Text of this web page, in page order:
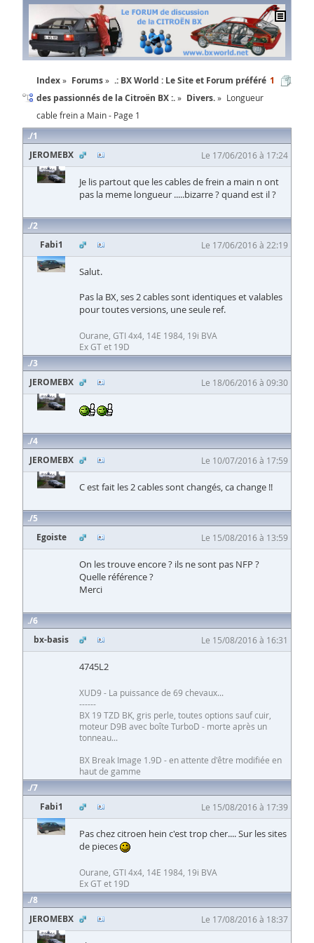
Index Forums
.: BX World : Le Site et Forum préféré
des passionnés de la Citroën BX :.
Divers.
Longueur
cable frein a Main - Page 1
1
1
JEROMEBX
Le 17/06/2016 à 17:24
Je lis partout que les cables de frein a main n ont
pas la meme longueur .....bizarre ? quand est il ?
2
Fabi1
Le 17/06/2016 à 22:19
Salut.
Pas la BX, ses 2 cables sont identiques et valables
pour toutes versions, une seule ref.
Ourane, GTI 4x4, 14E 1984, 19i BVA
Ex GT et 19D
3
JEROMEBX
Le 18/06/2016 à 09:30
4
JEROMEBX
Le 10/07/2016 à 17:59
C est fait les 2 cables sont changés, ca change !!
5
Egoiste
Le 15/08/2016 à 13:59
On les trouve encore ? ils ne sont pas NFP ?
Quelle référence ?
Merci
6
bx-basis
Le 15/08/2016 à 16:31
4745L2
XUD9 - La puissance de 69 chevaux...
------
BX 19 TZD BK, gris perle, toutes options sauf cuir,
moteur D9B avec boîte TurboD - morte après un
tonneau...
BX Break Image 1.9D - en attente d'être modifiée en
haut de gamme
7
Fabi1
Le 15/08/2016 à 17:39
Pas chez citroen hein c'est trop cher.... Sur les sites
de pieces
Ourane, GTI 4x4, 14E 1984, 19i BVA
Ex GT et 19D
8
JEROMEBX
Le 17/08/2016 à 18:37